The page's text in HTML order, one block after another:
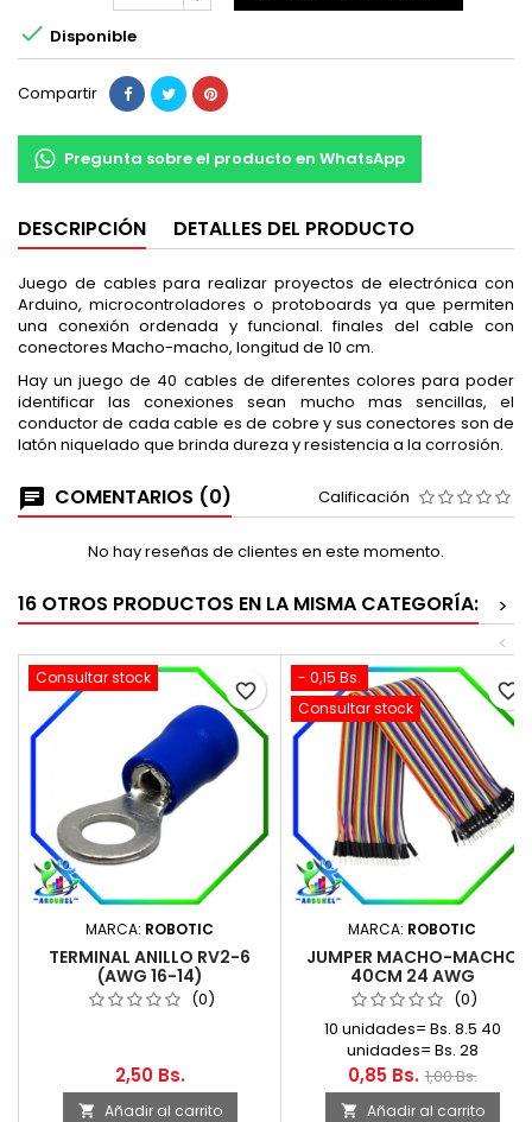
 Disponible
Compartir
Pregunta sobre el producto en WhatsApp
DESCRIPCIÓN DETALLES DEL PRODUCTO
Juego de cables para realizar proyectos de electrónica con
Arduino, microcontroladores o protoboards ya que permiten
una conexión ordenada y funcional. finales del cable con
conectores Macho-macho, longitud de 10 cm.
Hay un juego de 40 cables de diferentes colores para poder
identificar las conexiones sean mucho mas sencillas, el
conductor de cada cable es de cobre y sus conectores son de
latón niquelado que brinda dureza y resistencia a la corrosión.
COMENTARIOS (0) Calificación
No hay reseñas de clientes en este momento.
16 OTROS PRODUCTOS EN LA MISMA CATEGORÍA:
>
<
Consultar stock
MARCA: ROBOTIC
TERMINAL ANILLO RV2-6
(AWG 16-14)
(0)
2,50 Bs.
 Añadir al carrito
favorite_border
- 0,15 Bs.
Consultar stock
MARCA: ROBOTIC
JUMPER MACHO-MACHO
40CM 24 AWG
(0)
10 unidades= Bs. 8.5 40
unidades= Bs. 28
0,85 Bs. 1,00 Bs.
 Añadir al carrito
favorite_border